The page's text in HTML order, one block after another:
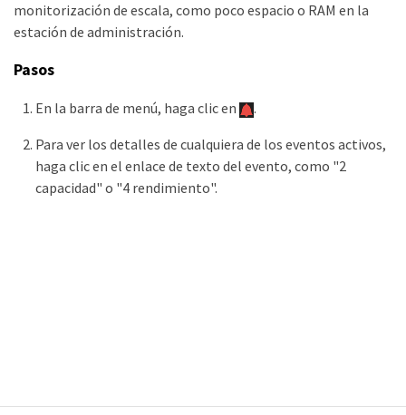
monitorización de escala, como poco espacio o RAM en la
estación de administración.
Pasos
En la barra de menú, haga clic en
.
Para ver los detalles de cualquiera de los eventos activos,
haga clic en el enlace de texto del evento, como "2
capacidad" o "4 rendimiento".